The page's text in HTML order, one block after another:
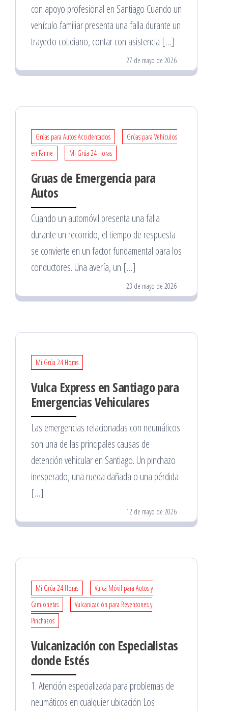
con apoyo profesional en Santiago Cuando un
vehículo familiar presenta una falla durante un
trayecto cotidiano, contar con asistencia […]
27 de mayo de 2026
Grúas para Autos Accidentados
Grúas para Vehículos
en Panne
Mi Grúa 24 Horas
Gruas de Emergencia para
Autos
Cuando un automóvil presenta una falla
durante un recorrido, el tiempo de respuesta
se convierte en un factor fundamental para los
conductores. Una avería, un […]
23 de mayo de 2026
Mi Grúa 24 Horas
Vulca Express en Santiago para
Emergencias Vehiculares
Las emergencias relacionadas con neumáticos
son una de las principales causas de
detención vehicular en Santiago. Un pinchazo
inesperado, una rueda dañada o una pérdida
[…]
12 de mayo de 2026
Mi Grúa 24 Horas
Vulca Móvil para Autos y
Camionetas
Vulcanización para Reventones y
Pinchazos
Vulcanización con Especialistas
donde Estés
1. Atención especializada para problemas de
neumáticos en cualquier ubicación Los